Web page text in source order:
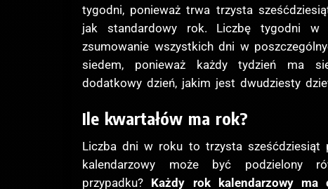
tygodni, ponieważ trwa trzysta
jak standardowy rok. Liczbę tygodni w
zsumowanie wszystkich dni w
siedem, ponieważ każdy tydzień ma
dodatkowy dzień, jakim jest dwudziesty
Ile kwartałów ma rok?
Liczba dni w roku to trzysta sześćdziesiąt
kalendarzowy może być
przypadku? Każdy rok kalendarzowy